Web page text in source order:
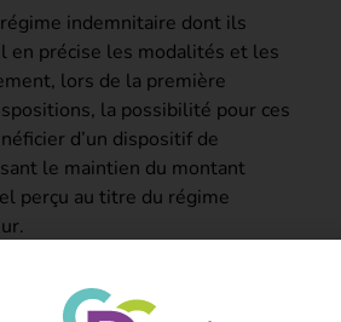
indemnitaire dont ils
en précise les modalités et les
lors de la première
la possibilité pour ces
d’un dispositif de
le maintien du montant
perçu au titre du régime
eli/decret/2024/6/26/